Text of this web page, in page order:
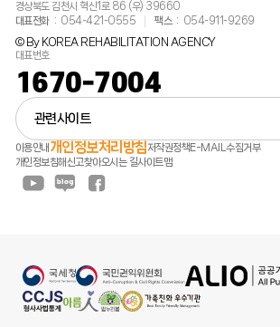
이용안내 개인정보처리방침저작권정책E-MAIL수집거부
개인정보침해신고찾아오시는 길사이트맵
경상북도 김천시 혁신1로 86 (우) 39660
대표전화
054-421-0555 팩스 054-911-9269
© By KOREA REHABILITATION AGENCY
대표번호
1670-7004
관련사이트